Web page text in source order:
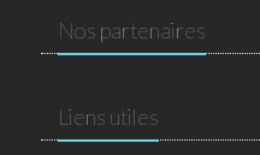
Nos partenaires
Liens utiles